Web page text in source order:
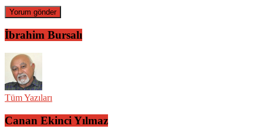
İbrahim Bursalı
Tüm Yazıları
Canan Ekinci Yılmaz